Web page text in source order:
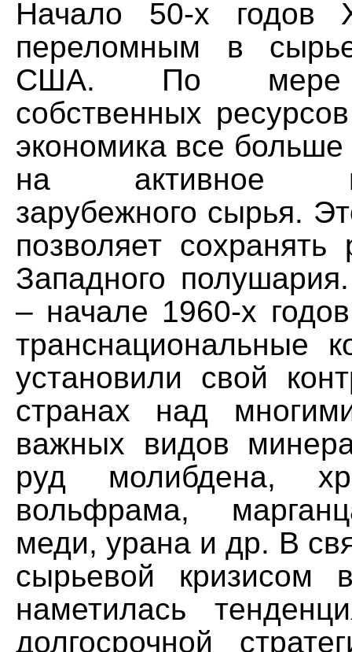
Начало 50-х годов
переломным в
США. По мере
собственных
экономика все больше
на активное
зарубежного сырья.
позволяет сохранять
Западного
– начале 1960-х
транснациональные
установили свой
странах над
важных видов
руд молибдена,
вольфрама,
меди, урана и др. В
сырьевой кризисом
наметилась
долгосрочной